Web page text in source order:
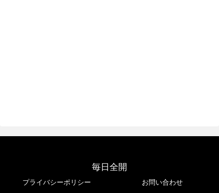
毎日全開
プライバシーポリシー
お問い合わせ